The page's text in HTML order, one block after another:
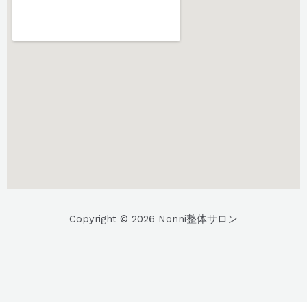
Copyright © 2026 Nonni整体サロン